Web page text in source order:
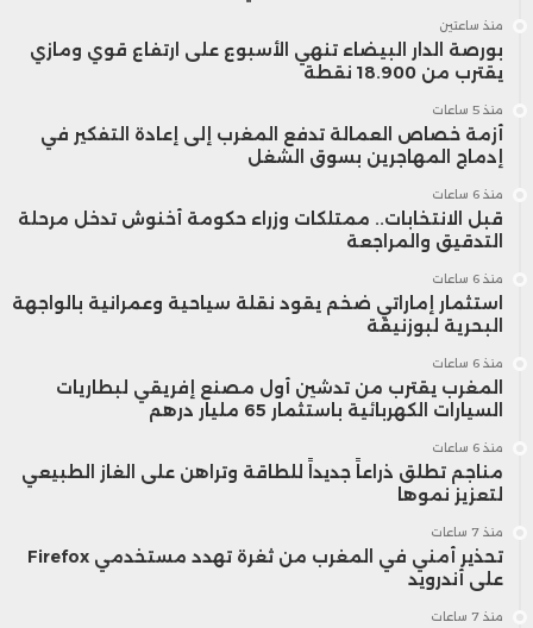
منذ ساعتين
بورصة الدار البيضاء تنهي الأسبوع على ارتفاع قوي ومازي
يقترب من 18.900 نقطة
منذ 5 ساعات
أزمة خصاص العمالة تدفع المغرب إلى إعادة التفكير في
إدماج المهاجرين بسوق الشغل
منذ 6 ساعات
قبل الانتخابات.. ممتلكات وزراء حكومة أخنوش تدخل مرحلة
التدقيق والمراجعة
منذ 6 ساعات
استثمار إماراتي ضخم يقود نقلة سياحية وعمرانية بالواجهة
البحرية لبوزنيقة
منذ 6 ساعات
المغرب يقترب من تدشين أول مصنع إفريقي لبطاريات
السيارات الكهربائية باستثمار 65 مليار درهم
منذ 6 ساعات
مناجم تطلق ذراعاً جديداً للطاقة وتراهن على الغاز الطبيعي
لتعزيز نموها
منذ 7 ساعات
تحذير أمني في المغرب من ثغرة تهدد مستخدمي Firefox
على أندرويد
منذ 7 ساعات